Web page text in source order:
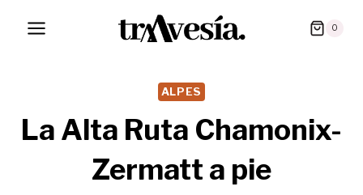
0
ALPES
La Alta Ruta Chamonix-
Zermatt a pie